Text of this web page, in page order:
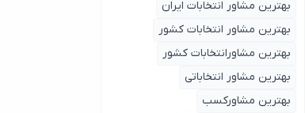
بهترین مشاور انتخابات ایران
بهترین مشاور انتخابات کشور
بهترین مشاورانتخابات کشور
بهترین مشاور انتخاباتی
بهترین مشاورکسب